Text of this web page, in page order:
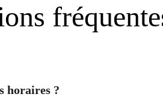
horaires ?